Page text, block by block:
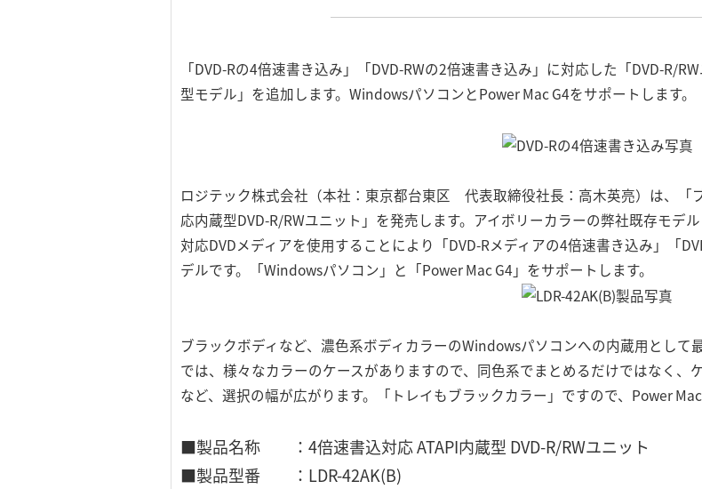
「DVD-Rの4倍速書き込み」「DVD-RWの2倍速書き込み」に対応した「DVD-R/
型モデル」を追加します。WindowsパソコンとPower Mac G4をサポートします。
ロジテック株式会社（本社：東京都台東区 代表取締役社長：高木英亮）は、「
応内蔵型DVD-R/RWユニット」を発売します。アイボリーカラーの弊社既存モデ
対応DVDメディアを使用することにより「DVD-Rメディアの4倍速書き込み」「
デルです。「Windowsパソコン」と「Power Mac G4」をサポートします。
ブラックボディなど、濃色系ボディカラーのWindowsパソコンへの内蔵用として
では、様々なカラーのケースがありますので、同色系でまとめるだけではなく、
など、選択の幅が広がります。「トレイもブラックカラー」ですので、Power
■製品名称 ：4倍速書込対応 ATAPI内蔵型 DVD-R/RWユニット
■製品型番 ：LDR-42AK(B)